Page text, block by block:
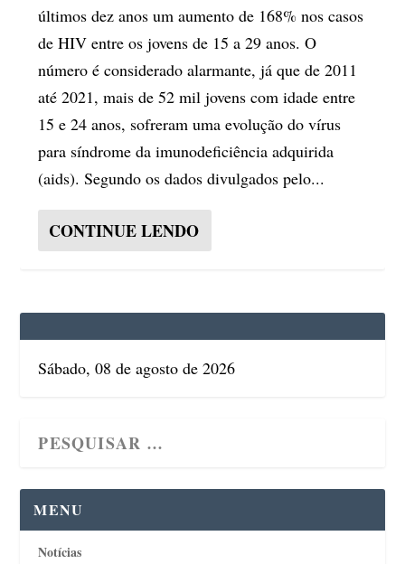
últimos dez anos um aumento de 168% nos casos
de HIV entre os jovens de 15 a 29 anos. O
número é considerado alarmante, já que de 2011
até 2021, mais de 52 mil jovens com idade entre
15 e 24 anos, sofreram uma evolução do vírus
para síndrome da imunodeficiência adquirida
(aids). Segundo os dados divulgados pelo...
CONTINUE LENDO
Sábado, 08 de agosto de 2026
MENU
Notícias